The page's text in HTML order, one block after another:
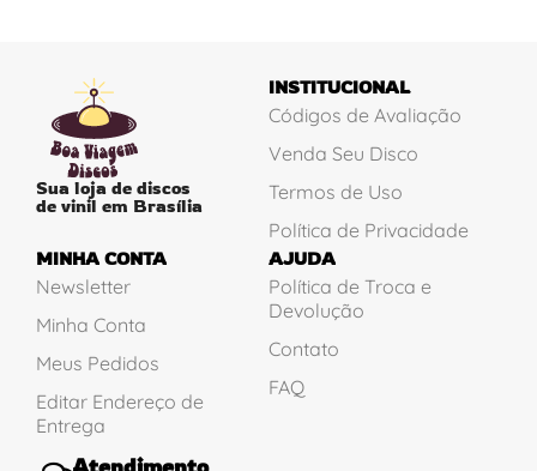
Sua loja de discos
de vinil em Brasília
INSTITUCIONAL
Códigos de Avaliação
Venda Seu Disco
Termos de Uso
Política de Privacidade
MINHA CONTA
Newsletter
Minha Conta
Meus Pedidos
Editar Endereço de
Entrega
AJUDA
Política de Troca e
Devolução
Contato
FAQ